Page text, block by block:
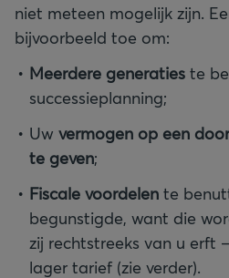
niet meteen mogelijk zijn.
bijvoorbeeld toe om:
Meerdere generaties te
successieplanning;
Uw vermogen op een
te geven;
Fiscale voordelen te
begunstigde, want die
zij rechtstreeks van u erft
lager tarief (zie verder).